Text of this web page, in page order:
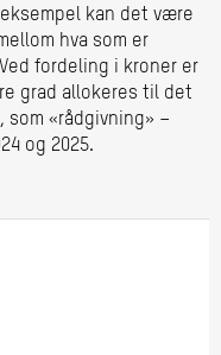
kan det være
hva som er
fordeling i kroner er
grad allokeres til det
«rådgivning» –
og 2025.